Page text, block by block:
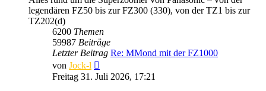
legendären FZ50 bis zur FZ300 (330), von der TZ1 bis zur
TZ202(d)
6200 Themen
59987 Beiträge
Letzter Beitrag Re: MMond mit der FZ1000
von Jock-l
Beitrag
Freitag 31. Juli 2026, 17:21